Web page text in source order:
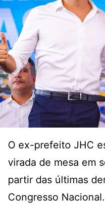
O ex-prefeito JHC
virada de mesa em
partir das últimas
Congresso